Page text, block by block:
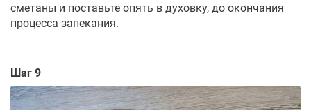
сметаны и поставьте опять в духовку, до окончания
процесса запекания.
Шаг 9